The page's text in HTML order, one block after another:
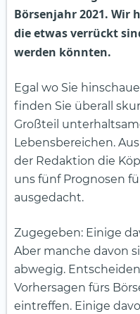
Börsenjahr 2021. Wir
die etwas verrückt
werden könnten.
Egal wo Sie
finden Sie überall
Großteil
Lebensbereichen.
der Redaktion die
uns fünf Prognosen
ausgedacht.
Zugegeben: Einige
Aber manche davon
abwegig.
Vorhersagen fürs
eintreffen. Einige